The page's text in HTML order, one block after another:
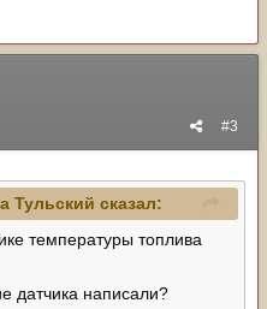
#3
Тульский сказал:
температуры топлива
датчика написали?